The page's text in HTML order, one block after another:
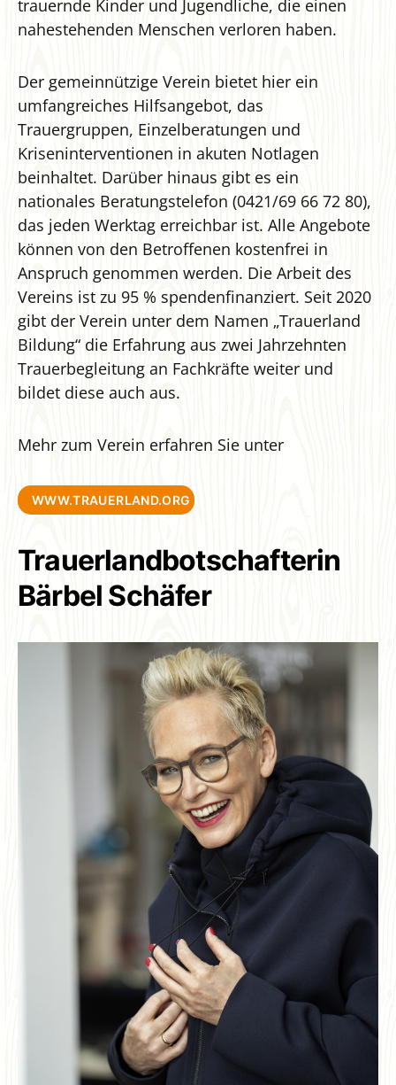
trauernde Kinder und Jugendliche, die einen
nahestehenden Menschen verloren haben.
Der gemeinnützige Verein bietet hier ein
umfangreiches Hilfsangebot, das
Trauergruppen, Einzelberatungen und
Kriseninterventionen in akuten Notlagen
beinhaltet. Darüber hinaus gibt es ein
nationales Beratungstelefon (0421/69 66 72 80),
das jeden Werktag erreichbar ist. Alle Angebote
können von den Betroffenen kostenfrei in
Anspruch genommen werden. Die Arbeit des
Vereins ist zu 95 % spendenfinanziert. Seit 2020
gibt der Verein unter dem Namen „Trauerland
Bildung“ die Erfahrung aus zwei Jahrzehnten
Trauerbegleitung an Fachkräfte weiter und
bildet diese auch aus.
Mehr zum Verein erfahren Sie unter
WWW.TRAUERLAND.ORG
Trauerlandbotschafterin
Bärbel Schäfer